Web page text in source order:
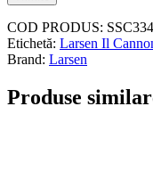
COD PRODUS:
Etichetă: Larsen Il
Brand: Larsen
Produse